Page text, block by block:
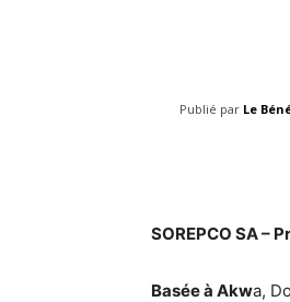
Publié par Le
SOREPCO SA –
Basée à Akwa,